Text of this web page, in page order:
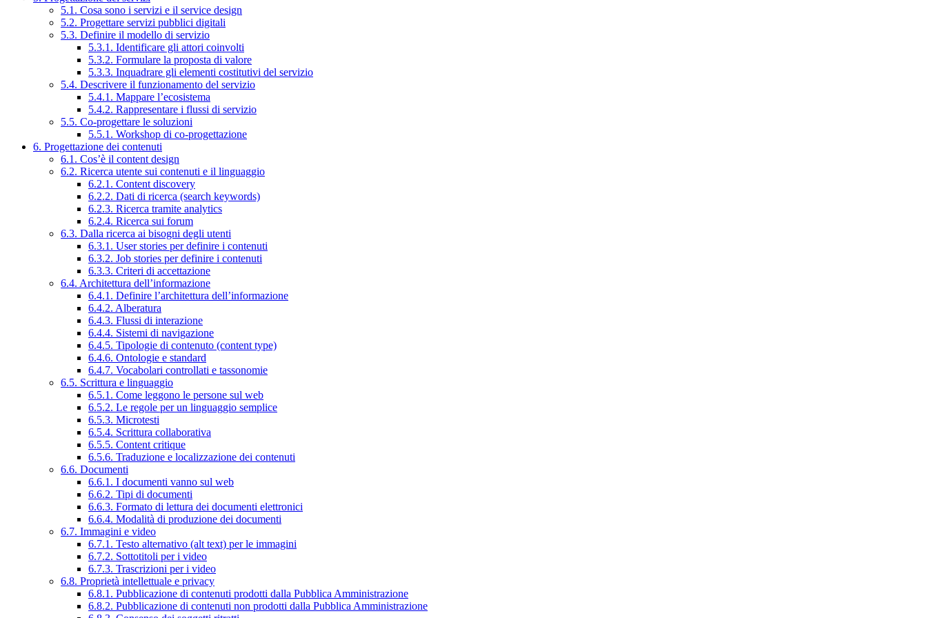
5.1. Cosa sono i servizi e il service design
5.2. Progettare servizi pubblici digitali
5.3. Definire il modello di servizio
5.3.1. Identificare gli attori coinvolti
5.3.2. Formulare la proposta di valore
5.3.3. Inquadrare gli elementi costitutivi del servizio
5.4. Descrivere il funzionamento del servizio
5.4.1. Mappare l’ecosistema
5.4.2. Rappresentare i flussi di servizio
5.5. Co-progettare le soluzioni
5.5.1. Workshop di co-progettazione
6. Progettazione dei contenuti
6.1. Cos’è il content design
6.2. Ricerca utente sui contenuti e il linguaggio
6.2.1. Content discovery
6.2.2. Dati di ricerca (search keywords)
6.2.3. Ricerca tramite analytics
6.2.4. Ricerca sui forum
6.3. Dalla ricerca ai bisogni degli utenti
6.3.1. User stories per definire i contenuti
6.3.2. Job stories per definire i contenuti
6.3.3. Criteri di accettazione
6.4. Architettura dell’informazione
6.4.1. Definire l’architettura dell’informazione
6.4.2. Alberatura
6.4.3. Flussi di interazione
6.4.4. Sistemi di navigazione
6.4.5. Tipologie di contenuto (content type)
6.4.6. Ontologie e standard
6.4.7. Vocabolari controllati e tassonomie
6.5. Scrittura e linguaggio
6.5.1. Come leggono le persone sul web
6.5.2. Le regole per un linguaggio semplice
6.5.3. Microtesti
6.5.4. Scrittura collaborativa
6.5.5. Content critique
6.5.6. Traduzione e localizzazione dei contenuti
6.6. Documenti
6.6.1. I documenti vanno sul web
6.6.2. Tipi di documenti
6.6.3. Formato di lettura dei documenti elettronici
6.6.4. Modalità di produzione dei documenti
6.7. Immagini e video
6.7.1. Testo alternativo (alt text) per le immagini
6.7.2. Sottotitoli per i video
6.7.3. Trascrizioni per i video
6.8. Proprietà intellettuale e privacy
6.8.1. Pubblicazione di contenuti prodotti dalla Pubblica Amministrazione
6.8.2. Pubblicazione di contenuti non prodotti dalla Pubblica Amministrazione